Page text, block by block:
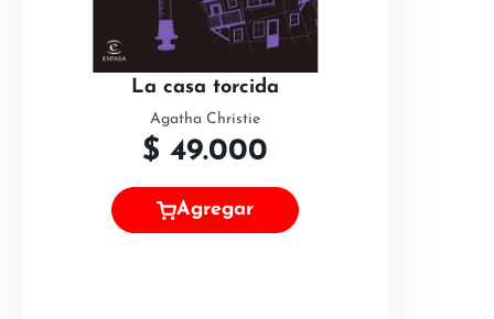
La casa torcida
Agatha Christie
$ 49.000
Agregar